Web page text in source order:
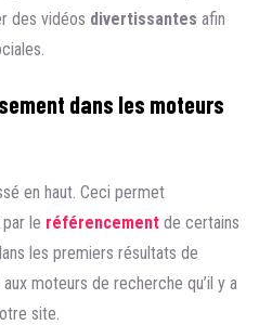
des vidéos divertissantes afin
dans les moteurs
en haut. Ceci permet
le référencement de certains
les premiers résultats de
moteurs de recherche qu’il y a
site.